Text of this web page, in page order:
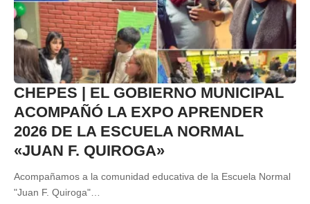
CHEPES | EL GOBIERNO MUNICIPAL
ACOMPAÑÓ LA EXPO APRENDER
2026 DE LA ESCUELA NORMAL
«JUAN F. QUIROGA»
Acompañamos a la comunidad educativa de la Escuela Normal
"Juan F. Quiroga"…